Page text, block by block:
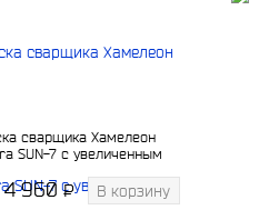
сварщика Хамелеон
SUN-7 c увеличенным
4 960P
- В корзину